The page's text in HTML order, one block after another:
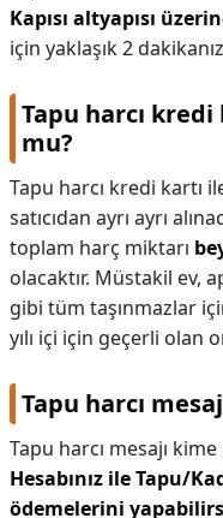
Kapısı altyapısı
için yaklaşık 2
Tapu harcı
mu?
Tapu harcı kredi kartı
satıcıdan ayrı ayrı
toplam harç miktarı
olacaktır. Müstakil ev,
gibi tüm taşınmazlar
yılı içi için geçerli olan
Tapu harcı
Tapu harcı mesajı
Hesabınız ile Tapu/
ödemelerini